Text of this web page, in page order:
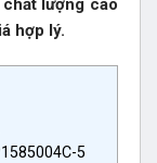
lượng cao
hợp lý.
5